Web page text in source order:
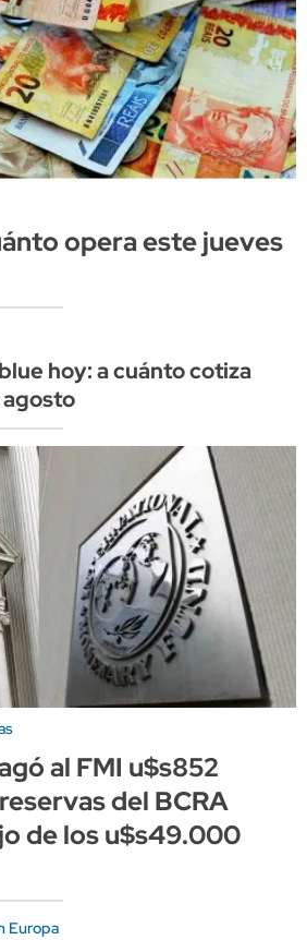
opera este jueves
hoy: a cuánto cotiza
al FMI u$s852
del BCRA
de los u$s49.000
Europa